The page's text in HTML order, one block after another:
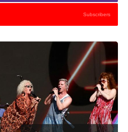
Subscribers